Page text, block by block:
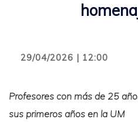
29/04/2026 | 12:00
Profesores con más de 25
sus primeros años en la UM